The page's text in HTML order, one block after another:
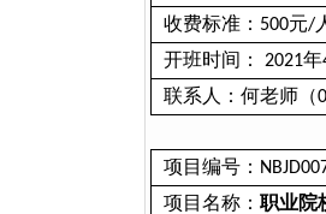
收费标准： 500元/
开班时间： 2021年
联系人：何老师（
项目编号：
项目名称： 职业院